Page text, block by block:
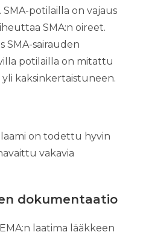
potilailla on vajaus
SMA:n oireet.
SMA-sairauden
potilailla on mitattu
kaksinkertaistuneen.
on todettu hyvin
vakavia
dokumentaatio
laatima lääkkeen